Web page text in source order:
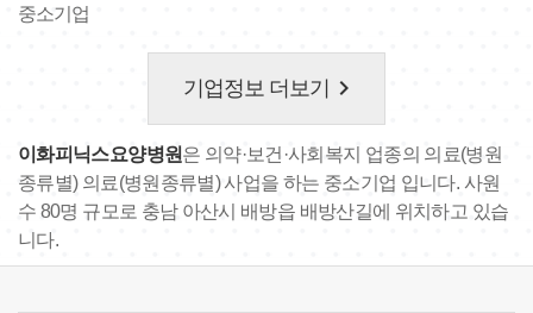
중소기업
기업정보 더보기 keyboard_arrow_right
이화피닉스요양병원은 의약·보건·사회복지 업종의 의료(병원
종류별) 의료(병원종류별) 사업을 하는 중소기업 입니다. 사원
수 80명 규모로 충남 아산시 배방읍 배방산길에 위치하고 있습
니다.